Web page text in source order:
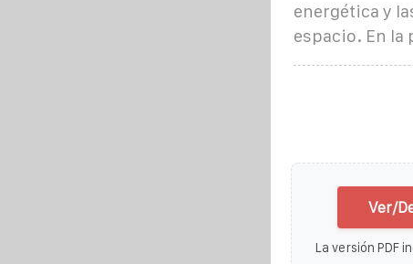
energética y
espacio. En la
Ver/
La versión PDF